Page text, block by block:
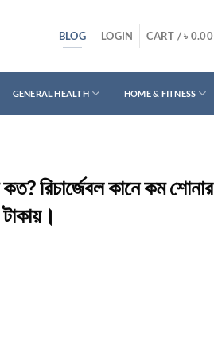
BLOG LOGIN CART /৳ 0.00
GENERAL HEALTH HOME & FITNESS
রিচার্জেবল কানে কম শোনার